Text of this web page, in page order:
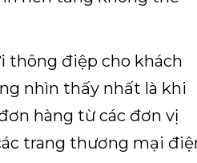
thông điệp cho khách
nhìn thấy nhất là khi
hàng từ các đơn vị
trang thương mại